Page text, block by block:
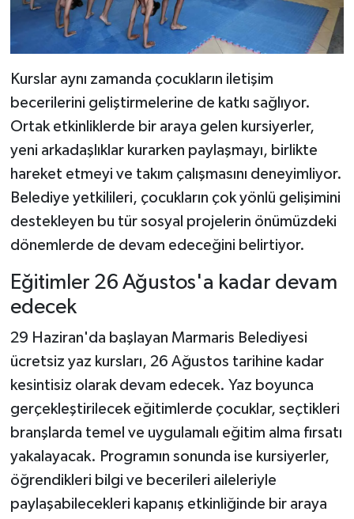
Kurslar aynı zamanda çocukların iletişim
becerilerini geliştirmelerine de katkı sağlıyor.
Ortak etkinliklerde bir araya gelen kursiyerler,
yeni arkadaşlıklar kurarken paylaşmayı, birlikte
hareket etmeyi ve takım çalışmasını deneyimliyor.
Belediye yetkilileri, çocukların çok yönlü gelişimini
destekleyen bu tür sosyal projelerin önümüzdeki
dönemlerde de devam edeceğini belirtiyor.
Eğitimler 26 Ağustos'a kadar devam
edecek
29 Haziran'da başlayan Marmaris Belediyesi
ücretsiz yaz kursları, 26 Ağustos tarihine kadar
kesintisiz olarak devam edecek. Yaz boyunca
gerçekleştirilecek eğitimlerde çocuklar, seçtikleri
branşlarda temel ve uygulamalı eğitim alma fırsatı
yakalayacak. Programın sonunda ise kursiyerler,
öğrendikleri bilgi ve becerileri aileleriyle
paylaşabilecekleri kapanış etkinliğinde bir araya